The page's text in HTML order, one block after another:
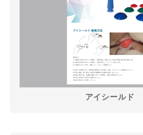
アイシールド